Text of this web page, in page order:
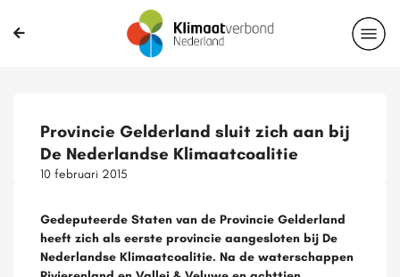
Provincie Gelderland sluit zich aan bij
De Nederlandse Klimaatcoalitie
10 februari 2015
Gedeputeerde Staten van de Provincie Gelderland
heeft zich als eerste provincie aangesloten bij De
Nederlandse Klimaatcoalitie. Na de waterschappen